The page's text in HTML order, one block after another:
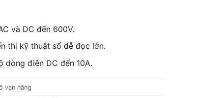
và DC đến 600V.
thị kỹ thuật số dễ đọc lớn.
dòng điện DC đến 10A.
vạn năng